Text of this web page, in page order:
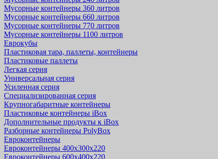
Мусорные контейнеры 360 литров
Мусорные контейнеры 660 литров
Мусорные контейнеры 770 литров
Мусорные контейнеры 1100 литров
Еврокубы
Пластиковая тара, паллеты, контейнеры
Пластиковые паллеты
Легкая серия
Универсальная серия
Усиленная серия
Специализированная серия
Крупногабаритные контейнеры
Пластиковые контейнеры iBox
Дополнительные продукты к iBox
Разборные контейнеры PolyBox
Евроконтейнеры
Евроконтейнеры 400х300х220
Евроконтейнеры 600х400х220